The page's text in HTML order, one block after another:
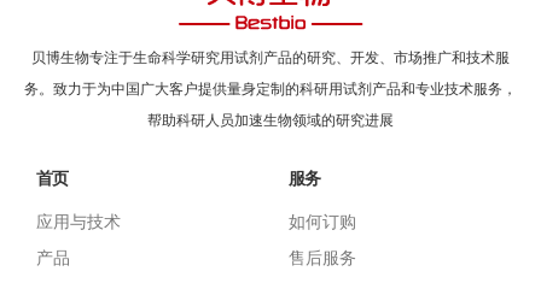
贝博生物专注于生命科学研究用试剂产品的研究、开发、市场推广和技术服
务。致力于为中国广大客户提供量身定制的科研用试剂产品和专业技术服务，
帮助科研人员加速生物领域的研究进展
首页
应用与技术
产品
服务
如何订购
售后服务